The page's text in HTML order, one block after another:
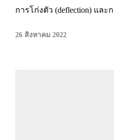
การโก่งตัว (deflection) และ
26 สิงหาคม 2022